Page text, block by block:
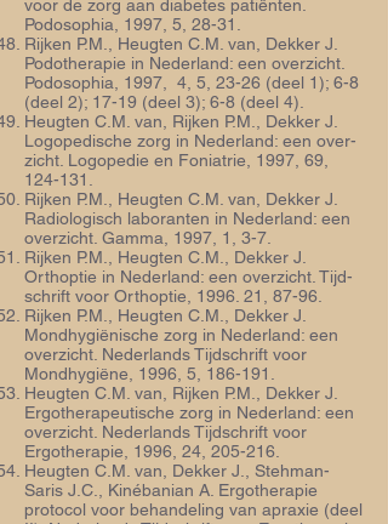
voor de zorg aan diabetes patiënten.
Podosophia, 1997, 5, 28-31.
Rijken P.M., Heugten C.M. van, Dekker J.
Podotherapie in Nederland: een overzicht.
Podosophia, 1997, 4, 5, 23-26 (deel 1); 6-8
(deel 2); 17-19 (deel 3); 6-8 (deel 4).
Heugten C.M. van, Rijken P.M., Dekker J.
Logopedische zorg in Nederland: een over­
zicht. Logopedie en Foniatrie, 1997, 69,
124-131.
Rijken P.M., Heugten C.M. van, Dekker J.
Radiologisch laboranten in Nederland: een
overzicht. Gamma, 1997, 1, 3-7.
Rijken P.M., Heugten C.M., Dekker J.
Orthoptie in Nederland: een overzicht. Tijd­
schrift voor Orthoptie, 1996. 21, 87-96.
Rijken P.M., Heugten C.M., Dekker J.
Mondhygiënische zorg in Nederland: een
over­zicht. Nederlands Tijdschrift voor
Mondhygiëne, 1996, 5, 186-191.
Heugten C.M. van, Rijken P.M., Dekker J.
Ergotherapeutische zorg in Nederland: een
overzicht. Nederlands Tijdschrift voor
Ergotherapie, 1996, 24, 205-216.
Heugten C.M. van, Dekker J., Stehman-
Saris J.C., Kinébanian A. Ergotherapie
proto­col voor behandeling van apraxie (deel